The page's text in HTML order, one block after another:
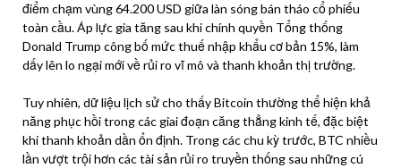
điểm chạm vùng 64.200 USD giữa làn sóng bán tháo cổ phiếu
toàn cầu. Áp lực gia tăng sau khi chính quyền Tổng thống
Donald Trump công bố mức thuế nhập khẩu cơ bản 15%, làm
dấy lên lo ngại mới về rủi ro vĩ mô và thanh khoản thị trường.
Tuy nhiên, dữ liệu lịch sử cho thấy Bitcoin thường thể hiện khả
năng phục hồi trong các giai đoạn căng thẳng kinh tế, đặc biệt
khi thanh khoản dần ổn định. Trong các chu kỳ trước, BTC nhiều
lần vượt trội hơn các tài sản rủi ro truyền thống sau những cú